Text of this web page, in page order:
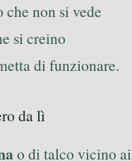
non si vede
si creino
di funzionare.
da lì
o di talco vicino ai